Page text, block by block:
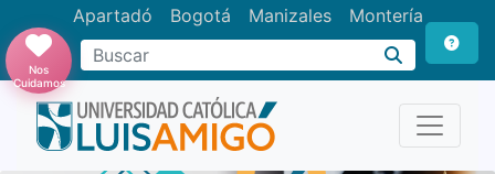
Apartadó Bogotá Manizales Montería
Buscar
Nos
Cuidamos